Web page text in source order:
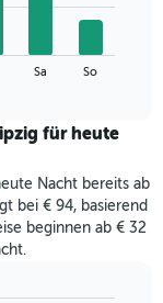
Sa So
für heute
Nacht bereits ab
bei € 94, basierend
beginnen ab € 32